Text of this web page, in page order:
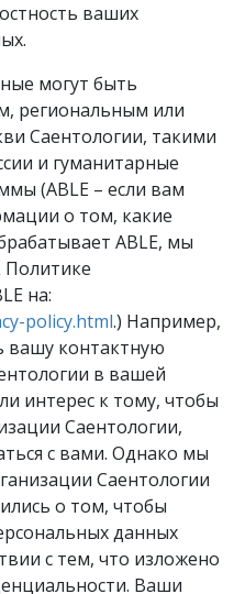
ваших
могут быть
региональным или
Саентологии, такими
и гуманитарные
(ABLE – если вам
о том, какие
ABLE, мы
Политике
на:
policy.html.) Например,
контактную
в вашей
интерес к тому, чтобы
Саентологии,
с вами. Однако мы
Саентологии
о том, чтобы
данных
с тем, что изложено
Ваши